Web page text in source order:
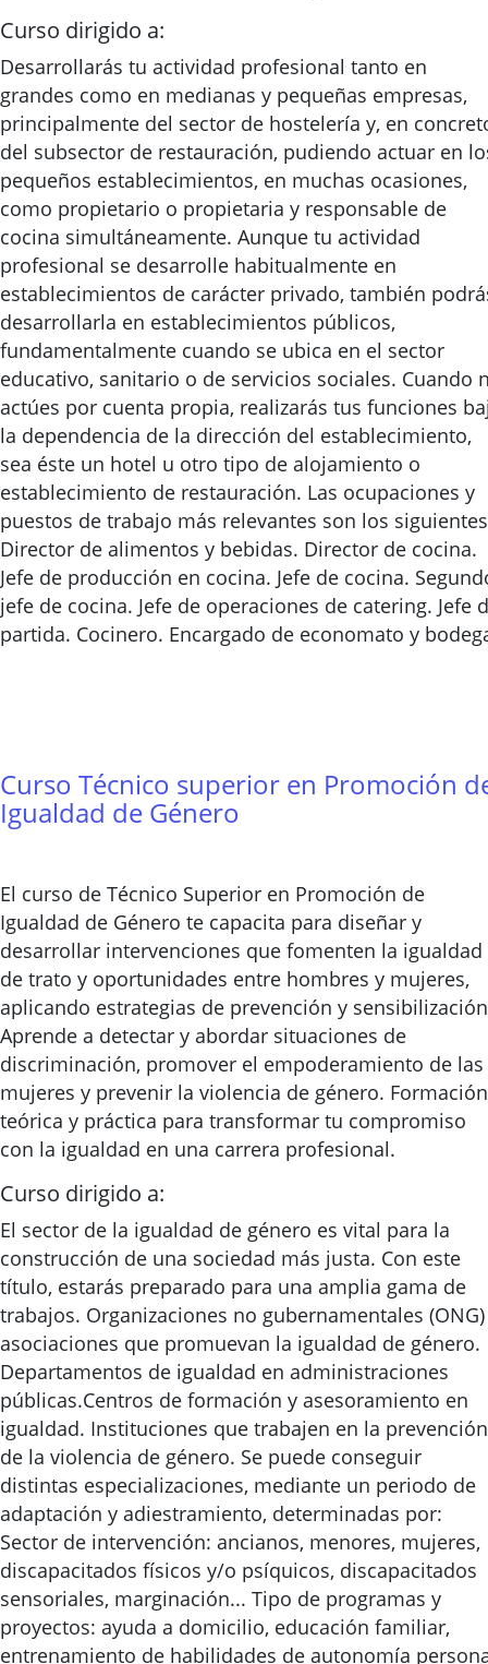
Curso dirigido a:
Desarrollarás tu actividad profesional tanto en
grandes como en medianas y pequeñas empresas,
principalmente del sector de hostelería y, en
del subsector de restauración, pudiendo actuar en
pequeños establecimientos, en muchas ocasiones,
como propietario o propietaria y responsable de
cocina simultáneamente. Aunque tu actividad
profesional se desarrolle habitualmente en
establecimientos de carácter privado, también
desarrollarla en establecimientos públicos,
fundamentalmente cuando se ubica en el sector
educativo, sanitario o de servicios sociales. Cuando
actúes por cuenta propia, realizarás tus funciones
la dependencia de la dirección del establecimiento,
sea éste un hotel u otro tipo de alojamiento o
establecimiento de restauración. Las ocupaciones y
puestos de trabajo más relevantes son los
Director de alimentos y bebidas. Director de cocina.
Jefe de producción en cocina. Jefe de cocina.
jefe de cocina. Jefe de operaciones de catering. Jefe
partida. Cocinero. Encargado de economato y
Curso Técnico superior en Promoción
Igualdad de Género
El curso de Técnico Superior en Promoción de
Igualdad de Género te capacita para diseñar y
desarrollar intervenciones que fomenten la igualdad
de trato y oportunidades entre hombres y mujeres,
aplicando estrategias de prevención y
Aprende a detectar y abordar situaciones de
discriminación, promover el empoderamiento de las
mujeres y prevenir la violencia de género. Formación
teórica y práctica para transformar tu compromiso
con la igualdad en una carrera profesional.
Curso dirigido a:
El sector de la igualdad de género es vital para la
construcción de una sociedad más justa. Con este
título, estarás preparado para una amplia gama de
trabajos. Organizaciones no gubernamentales
asociaciones que promuevan la igualdad de género.
Departamentos de igualdad en administraciones
públicas.Centros de formación y asesoramiento en
igualdad. Instituciones que trabajen en la prevención
de la violencia de género. Se puede conseguir
distintas especializaciones, mediante un periodo de
adaptación y adiestramiento, determinadas por:
Sector de intervención: ancianos, menores, mujeres,
discapacitados físicos y/o psíquicos, discapacitados
sensoriales, marginación... Tipo de programas y
proyectos: ayuda a domicilio, educación familiar,
entrenamiento de habilidades de autonomía